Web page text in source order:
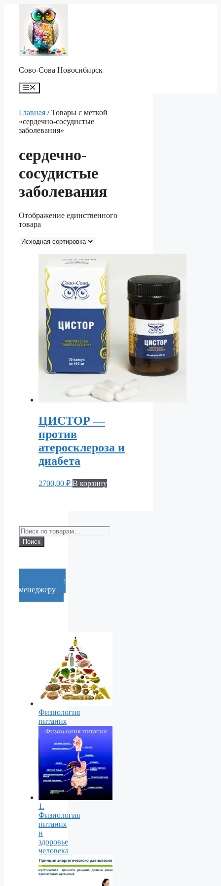
содержимому
Сово-Сова Новосибирск
Меню
Главная / Товары с меткой
«сердечно-сосудистые
заболевания»
сердечно-
сосудистые
заболевания
Отображение единственного
товара
ЦИСТОР —
против
атеросклероза и
диабета
2700,00 ₽ В корзину
Искать:
Поиск
Cообщение
менеджеру
Физиология
питания
1.
Физиология
питания
и
здоровье
человека